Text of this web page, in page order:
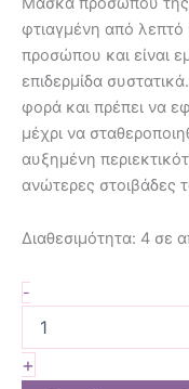
φτιαγμένη από
προσώπου και είναι
επιδερμίδα
φορά και πρέπει να
μέχρι να
αυξημένη
ανώτερες στοιβάδες
Διαθεσιμότητα: 4 σε
-
+